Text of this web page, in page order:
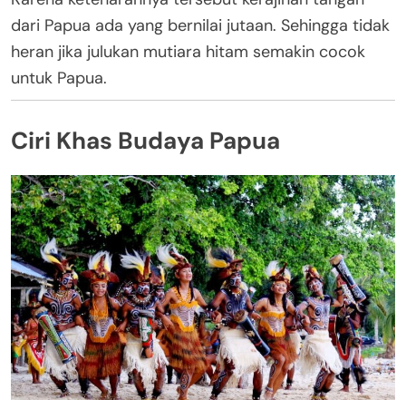
dari Papua ada yang bernilai jutaan. Sehingga tidak
heran jika julukan mutiara hitam semakin cocok
untuk Papua.
Ciri Khas Budaya Papua